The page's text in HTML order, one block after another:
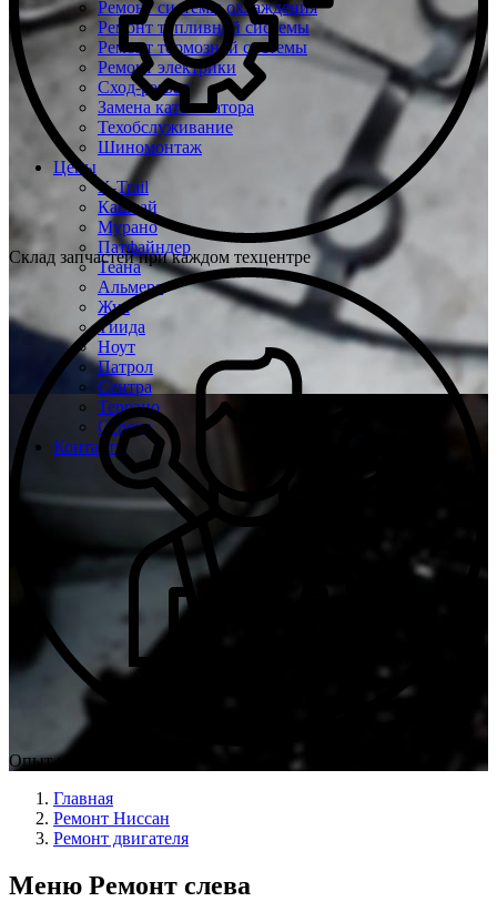
Ремонт системы охлаждения
Ремонт топливной системы
Ремонт тормозной системы
Ремонт электрики
Сход-развал
Замена катализатора
Техобслуживание
Шиномонтаж
Цены
X-Trail
Кашкай
Мурано
Патфайндер
Теана
Альмера
Жук
Тиида
Ноут
Патрол
Сентра
Террано
Серена
Контакты
Склад запчастей при каждом техцентре
Опыт мастеров с 2009 г.
Главная
Ремонт Ниссан
Ремонт двигателя
Меню Ремонт слева